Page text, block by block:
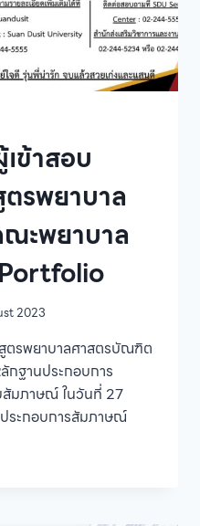
ข้าสอบ
รพยาบาล
ะพยาบาล
2023
รพยาบาลศาสตรบัณฑิต
กฐานประกอบการ
มภาษณ์ ในวันที่ 27
ระกอบการสัมภาษณ์